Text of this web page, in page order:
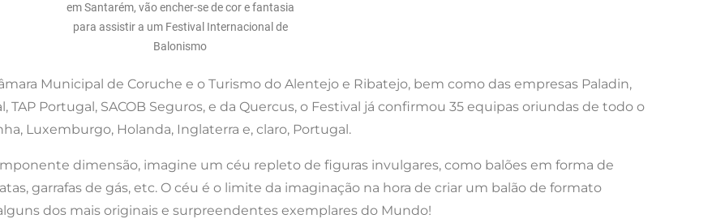
em Santarém, vão encher-se de cor e fantasia
para assistir a um Festival Internacional de
Balonismo
Municipal de Coruche e o Turismo do Alentejo e Ribatejo, bem como das empresas Paladin,
TAP Portugal, SACOB Seguros, e da Quercus, o Festival já confirmou 35 equipas oriundas de todo o
Luxemburgo, Holanda, Inglaterra e, claro, Portugal.
dimensão, imagine um céu repleto de figuras invulgares, como balões em forma de
garrafas de gás, etc. O céu é o limite da imaginação na hora de criar um balão de formato
dos mais originais e surpreendentes exemplares do Mundo!